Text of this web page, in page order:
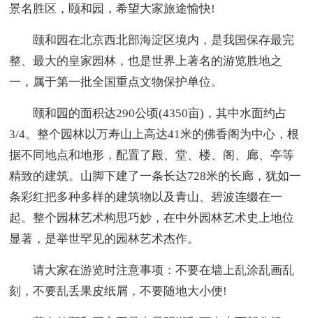
景名胜区，颐和园，希望大家旅途愉快!
颐和园在北京西北部海淀区境内，是我国保存最完
整、最大的皇家园林，也是世界上著名的游览胜地之
一，属于第一批全国重点文物保护单位。
颐和园的面积达290公顷(4350亩)，其中水面约占
3/4。整个园林以万寿山上高达41米的佛香阁为中心，根
据不同地点和地形，配置了殿、堂、楼、阁、廊、亭等
精致的建筑。山脚下建了一条长达728米的长廊，犹如一
条彩红把多种多样的建筑物以及青山、碧波连缀在一
起。整个园林艺术构思巧妙，在中外园林艺术史上地位
显著，是举世罕见的园林艺术杰作。
请大家在游览时注意事项：不要在墙上乱涂乱画乱
刻，不要乱丢果皮纸屑，不要随地大小便!